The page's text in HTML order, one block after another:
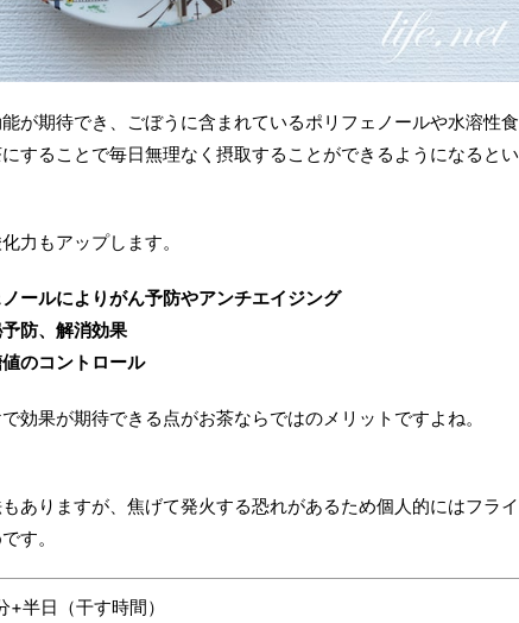
が期待でき、ごぼうに含まれているポリフェノールや水溶性食
することで毎日無理なく摂取することができるようになるとい
力もアップします。
ールによりがん予防やアンチエイジング
防、解消効果
のコントロール
効果が期待できる点がお茶ならではのメリットですよね。
ありますが、焦げて発火する恐れがあるため個人的にはフライ
す。
+半日（干す時間）